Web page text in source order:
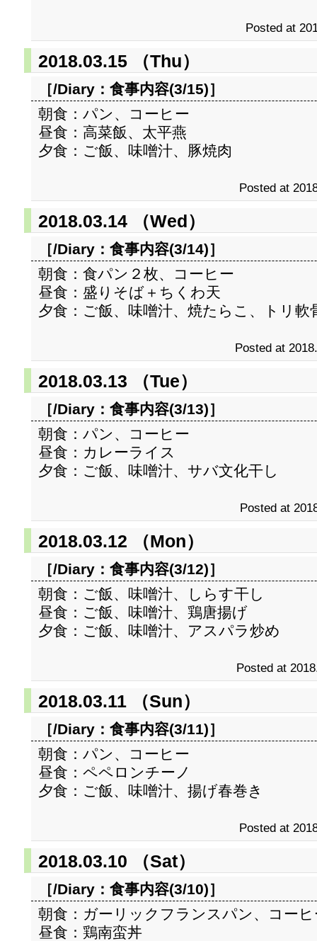
Posted at
2018.03.15 （Thu）
［/Diary： 食事内容(3/15)］
朝食：パン、コーヒー
昼食：高菜飯、太平燕
夕食：ご飯、味噌汁、豚焼肉
Posted at
2018.03.14 （Wed）
［/Diary： 食事内容(3/14)］
朝食：食パン２枚、コーヒー
昼食：盛りそば＋ちくわ天
夕食：ご飯、味噌汁、焼たらこ、トリ軟
Posted at
2018.03.13 （Tue）
［/Diary： 食事内容(3/13)］
朝食：パン、コーヒー
昼食：カレーライス
夕食：ご飯、味噌汁、サバ文化干し
Posted at
2018.03.12 （Mon）
［/Diary： 食事内容(3/12)］
朝食：ご飯、味噌汁、しらす干し
昼食：ご飯、味噌汁、鶏唐揚げ
夕食：ご飯、味噌汁、アスパラ炒め
Posted at
2018.03.11 （Sun）
［/Diary： 食事内容(3/11)］
朝食：パン、コーヒー
昼食：ペペロンチーノ
夕食：ご飯、味噌汁、揚げ春巻き
Posted at
2018.03.10 （Sat）
［/Diary： 食事内容(3/10)］
朝食：ガーリックフランスパン、コーヒ
昼食：鶏南蛮丼